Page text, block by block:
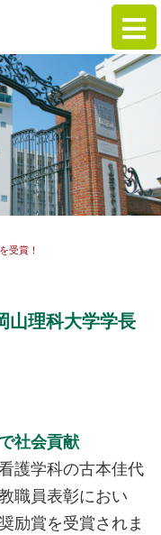
受賞！
山理科大学学長
社会貢献
護学科の古本佳代
職員表彰におい
励賞を受賞されま